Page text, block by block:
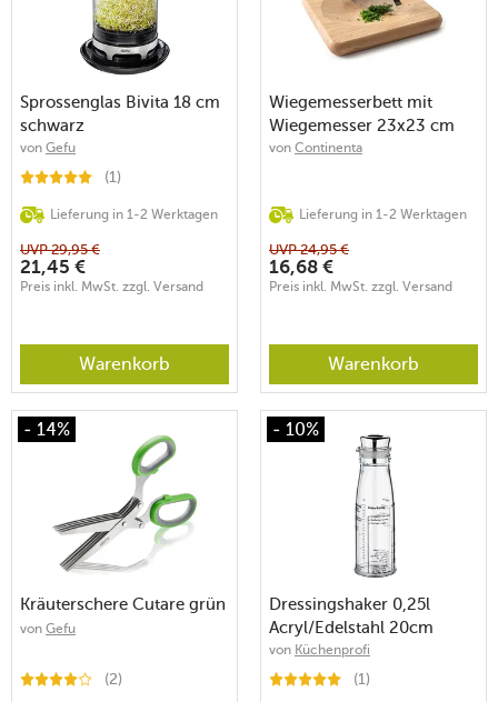
Sprossenglas Bivita 18 cm
schwarz
von Gefu
(1)
Lieferung in 1-2 Werktagen
UVP29,95 €
21,45 €
Preis inkl. MwSt. zzgl. Versand
Warenkorb
Wiegemesserbett mit
Wiegemesser 23x23 cm
Gummibaumholz
von Continenta
Lieferung in 1-2 Werktagen
UVP24,95 €
16,68 €
Preis inkl. MwSt. zzgl. Versand
Warenkorb
- 14%
Kräuterschere Cutare grün
von Gefu
(2)
- 10%
Dressingshaker 0,25l
Acryl/Edelstahl 20cm
von Küchenprofi
(1)